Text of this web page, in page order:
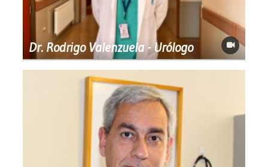
Dr. Rodrigo Valenzuela - Urólogo